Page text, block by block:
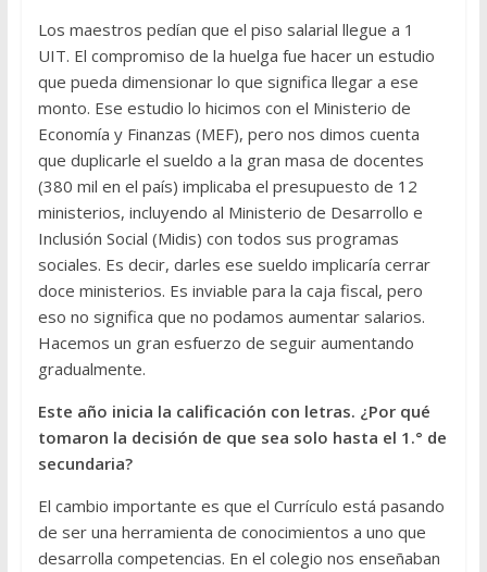
Los maestros pedían que el piso salarial llegue a 1
UIT. El compromiso de la huelga fue hacer un estudio
que pueda dimensionar lo que significa llegar a ese
monto. Ese estudio lo hicimos con el Ministerio de
Economía y Finanzas (MEF), pero nos dimos cuenta
que duplicarle el sueldo a la gran masa de docentes
(380 mil en el país) implicaba el presupuesto de 12
ministerios, incluyendo al Ministerio de Desarrollo e
Inclusión Social (Midis) con todos sus programas
sociales. Es decir, darles ese sueldo implicaría cerrar
doce ministerios. Es inviable para la caja fiscal, pero
eso no significa que no podamos aumentar salarios.
Hacemos un gran esfuerzo de seguir aumentando
gradualmente.
Este año inicia la calificación con letras. ¿Por qué
tomaron la decisión de que sea solo hasta el 1.° de
secundaria?
El cambio importante es que el Currículo está pasando
de ser una herramienta de conocimientos a uno que
desarrolla competencias. En el colegio nos enseñaban